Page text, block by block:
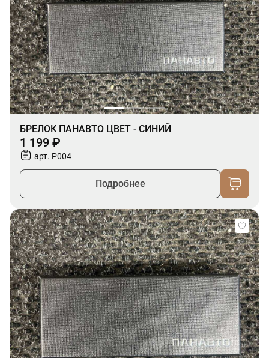
БРЕЛОК ПАНАВТО ЦВЕТ - СИНИЙ
1 199 ₽
арт. P004
Подробнее